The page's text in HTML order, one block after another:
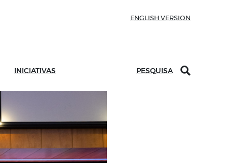
ENGLISH VERSION
INICIATIVAS PESQUISA